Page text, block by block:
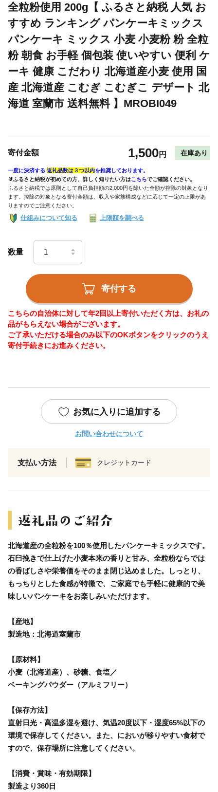
全粒粉使用 200g【 ふるさと納税 人気 お
すすめ ランキング パンケーキミックス
パンケーキ ミックス 小麦 小麦粉 粉 全粒
粉 朝食 お手軽 個包装 使いやすい 便利 ケ
ーキ 健康 こだわり 北海道産小麦 使用 国
産 北海道産 こむぎ こむぎこ デザート 北
海道 室蘭市 送料無料 】MROBI049
寄付金額 1,500円 在庫あり
一度に決済する 返礼品数は３つ以内を推奨しております。
🔰ふるさと納税が初めての方、詳しく知りたい方はこちらでご確認ください。
ふるさと納税では原則として自己負担額の2,000円を除いた全額が控除の対象となり
ます。控除の対象となる寄付金額は、収入や家族構成などに応じて一定の上限があ
りますのでご注意ください。
仕組みについて知る 上限額を調べる
数量
寄付する
こちらの自治体に対して年2回以上寄付いただく方は、お礼の
品がもらえない場合がございます。
ご了承いただける場合のみ以下のOKボタンをクリックのうえ
寄付手続きにお進みください。
お気に入りに追加する
お問い合わせについて
支払い方法 クレジットカード
北海道産の全粒粉を100％使用したパンケーキミックスです。
石臼挽きで仕上げた小麦本来の香りと甘み、全粒粉ならでは
の香ばしさや栄養価をそのまま閉じ込めました。しっとり、
もっちりとした食感が特徴で、ご家庭でも手軽に健康的で美
味しいパンケーキをお楽しみいただけます。
【産地】
製造地：北海道室蘭市
【原材料】
小麦（北海道産）、砂糖、食塩／
ベーキングパウダー（アルミフリー）
【保存方法】
直射日光・高温多湿を避け、気温20度以下・湿度65%以下の
環境で保存してください。また、においが移りやすい食材で
すので、保存場所に注意してください。
【消費・賞味・有効期限】
製造より360日